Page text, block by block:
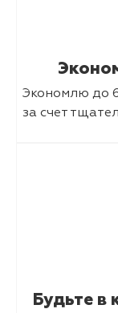
Экономлю до
за счет
Будьте в